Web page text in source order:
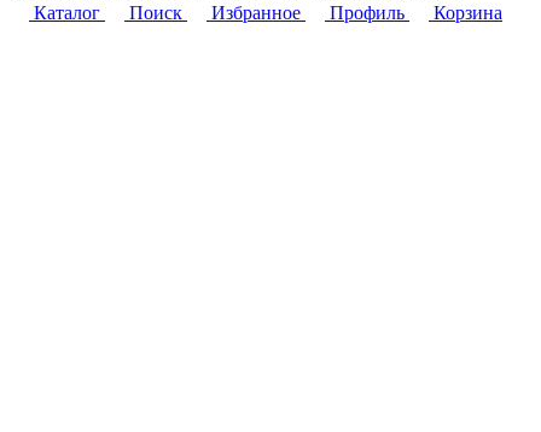
Каталог
Поиск Избранное Профиль Корзина